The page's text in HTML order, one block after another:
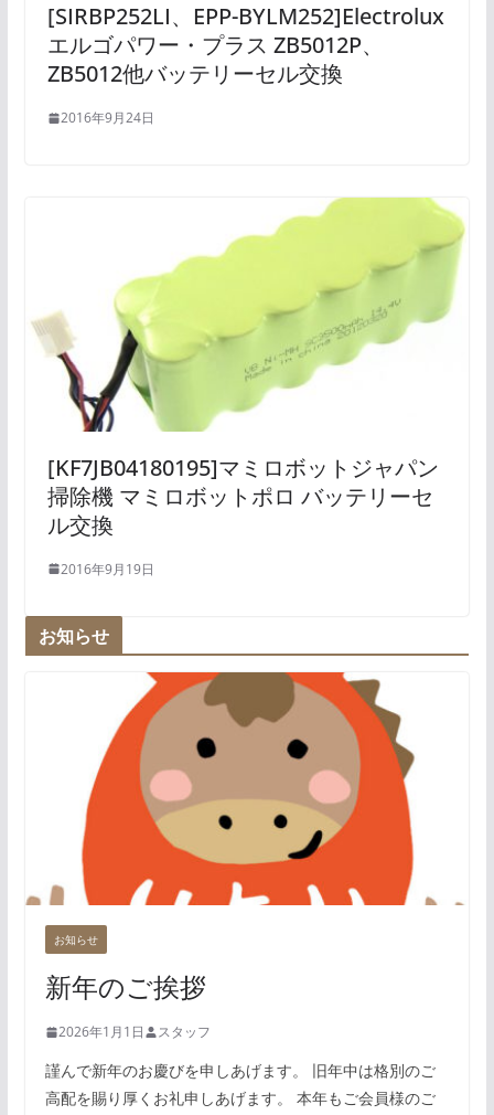
[SIRBP252LI、EPP-BYLM252]Electrolux
エルゴパワー・プラス ZB5012P、
ZB5012他バッテリーセル交換
2016年9月24日
[KF7JB04180195]マミロボットジャパン
掃除機 マミロボットポロ バッテリーセ
ル交換
2016年9月19日
お知らせ
お知らせ
新年のご挨拶
2026年1月1日 スタッフ
謹んで新年のお慶びを申しあげます。 旧年中は格別のご
高配を賜り厚くお礼申しあげます。 本年もご会員様のご